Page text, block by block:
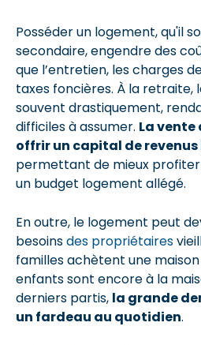
Posséder un logement, qu'il
secondaire, engendre des
que l’entretien, les charges
taxes foncières. À la retraite,
souvent drastiquement,
difficiles à assumer. La vente
offrir un capital de revenus
permettant de mieux
un budget logement allégé.
En outre, le logement peut
besoinsdes propriétaires
familles achètent une
enfants sont encore à la
derniers partis, la grande
un fardeau au quotidien.